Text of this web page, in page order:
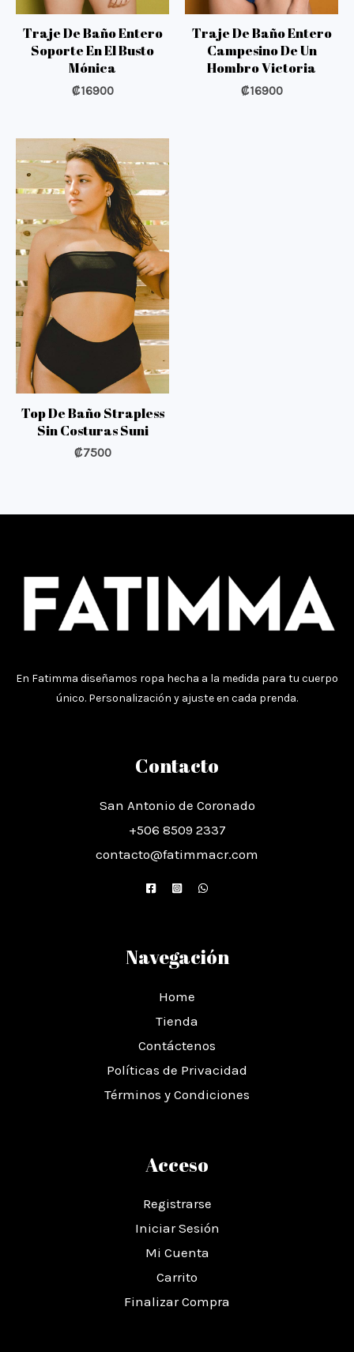
Traje De Baño Entero
Soporte En El Busto
Mónica
₡16900
Traje De Baño Entero
Campesino De Un
Hombro Victoria
₡16900
Top De Baño Strapless
Sin Costuras Suni
₡7500
En Fatimma diseñamos ropa hecha a la medida para tu cuerpo
único. Personalización y ajuste en cada prenda.
Contacto
San Antonio de Coronado
+506 8509 2337
contacto@fatimmacr.com
Navegación
Home
Tienda
Contáctenos
Políticas de Privacidad
Términos y Condiciones
Acceso
Registrarse
Iniciar Sesión
Mi Cuenta
Carrito
Finalizar Compra